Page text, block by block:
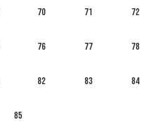
70 71 72
76 77 78
82 83 84
85